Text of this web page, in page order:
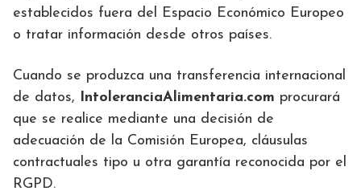
establecidos fuera del Espacio Económico Europeo
o tratar información desde otros países.
Cuando se produzca una transferencia internacional
de datos, IntoleranciaAlimentaria.com procurará
que se realice mediante una decisión de
adecuación de la Comisión Europea, cláusulas
contractuales tipo u otra garantía reconocida por el
RGPD.